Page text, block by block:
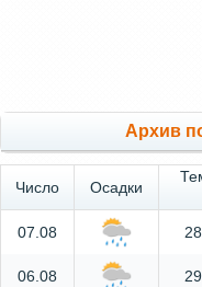
Архив
Число Осадки
07.08
06.08